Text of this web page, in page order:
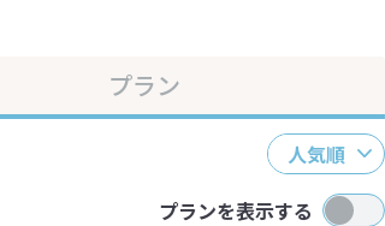
プラン
人気順
プランを表示する